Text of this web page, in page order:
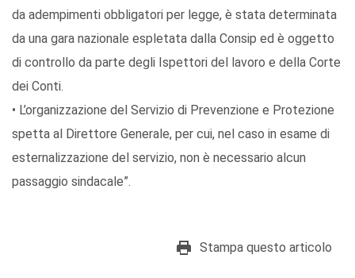
da adempimenti obbligatori per legge, è stata determinata
da una gara nazionale espletata dalla Consip ed è oggetto
di controllo da parte degli Ispettori del lavoro e della Corte
dei Conti.
• L’organizzazione del Servizio di Prevenzione e Protezione
spetta al Direttore Generale, per cui, nel caso in esame di
esternalizzazione del servizio, non è necessario alcun
passaggio sindacale”.
Stampa questo articolo